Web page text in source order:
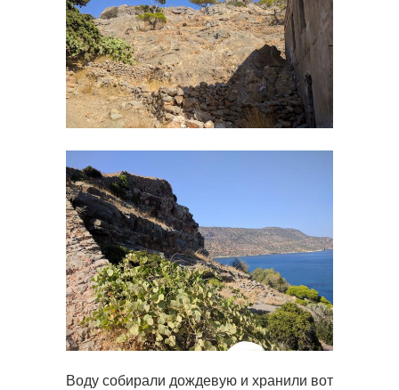
Воду собирали дождевую и хранили вот